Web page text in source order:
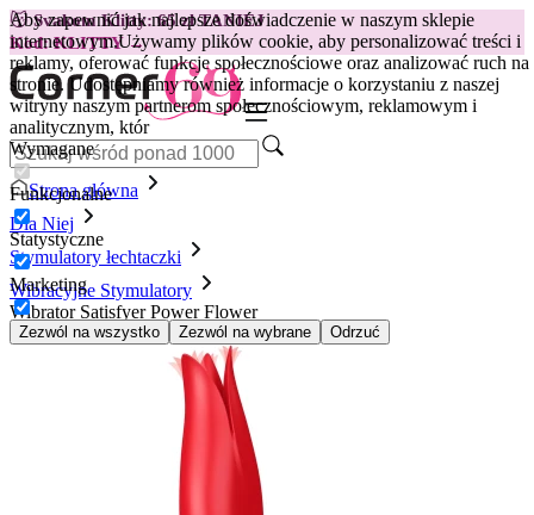
Aby zapewnić jak najlepsze doświadczenie w naszym sklepie
internetowym.Używamy plików cookie, aby personalizować treści i
reklamy, oferować funkcje społecznościowe oraz analizować ruch na
stronie. Udostępniamy również informacje o korzystaniu z naszej
witryny naszym partnerom społecznościowym, reklamowym i
analitycznym, któr
Wymagane
Funkcjonalne
Statystyczne
Marketing
Zezwól na wszystko Zezwól na wybrane Odrzuć
😽Svakom Klitty: 65 zł TANIEJ
Kod: KLITTY →
Strona główna
Dla Niej
Stymulatory łechtaczki
Wibracyjne Stymulatory
Wibrator Satisfyer Power Flower